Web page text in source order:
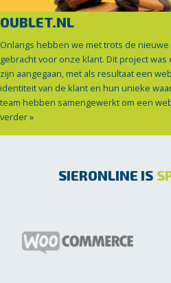
OUBLET.NL
Onlangs hebben we met trots de
gebracht voor onze klant. Dit project
zijn aangegaan, met als resultaat een
identiteit van de klant en hun unieke
team hebben samengewerkt om een
verder »
SIERONLINE IS